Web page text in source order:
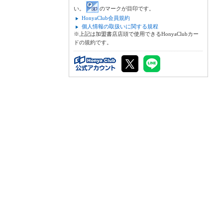
い。
のマークが目印です。
HonyaClub会員規約
個人情報の取扱いに関する規程
※上記は加盟書店店頭で使用できるHonyaClubカー
ドの規約です。